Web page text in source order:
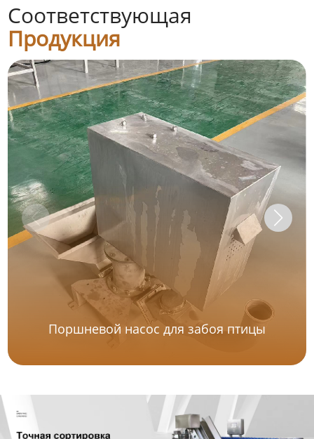
Соответствующая
Продукция
Поршневой насос для забоя птицы